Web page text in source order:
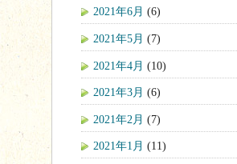
2021年6月 (6)
2021年5月 (7)
2021年4月 (10)
2021年3月 (6)
2021年2月 (7)
2021年1月 (11)